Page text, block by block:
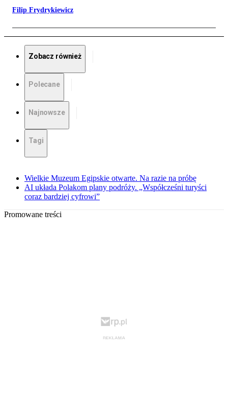
Filip Frydrykiewicz
Zobacz również
Polecane
Najnowsze
Tagi
Wielkie Muzeum Egipskie otwarte. Na razie na próbę
AI układa Polakom plany podróży. „Współcześni turyści
coraz bardziej cyfrowi”
Promowane treści